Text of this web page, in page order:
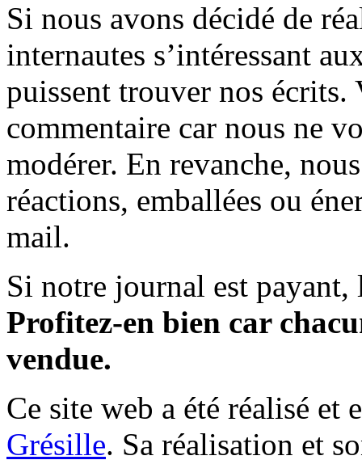
Si nous avons décidé de
internautes s’intéressant
puissent trouver nos écrits.
commentaire car nous ne
modérer. En revanche,
réactions, emballées ou
mail.
Si notre journal est payant,
Profitez-en bien car
vendue.
Ce site web a été réalisé et
Grésille. Sa réalisation et